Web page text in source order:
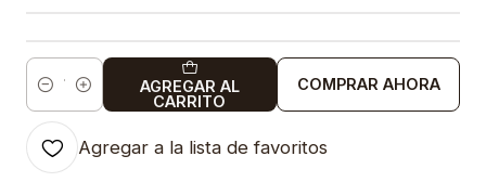
Cantidad
AGREGAR AL
CARRITO
COMPRAR AHORA
Agregar a la lista de favoritos